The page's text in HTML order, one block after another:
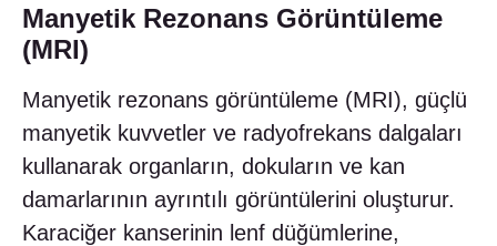
Manyetik Rezonans Görüntüleme
(MRI)
Manyetik rezonans görüntüleme (MRI), güçlü
manyetik kuvvetler ve radyofrekans dalgaları
kullanarak organların, dokuların ve kan
damarlarının ayrıntılı görüntülerini oluşturur.
Karaciğer kanserinin lenf düğümlerine,